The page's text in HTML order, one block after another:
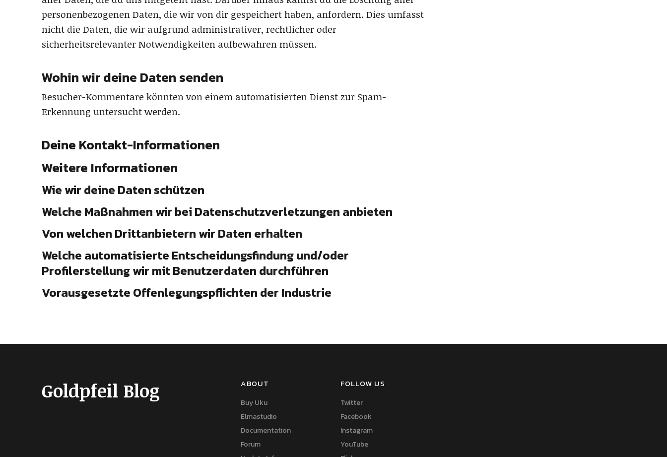
personenbezogenen Daten, die wir von dir gespeichert haben, anfordern. Dies umfasst
nicht die Daten, die wir aufgrund administrativer, rechtlicher oder
sicherheitsrelevanter Notwendigkeiten aufbewahren müssen.
Wohin wir deine Daten senden
Besucher-Kommentare könnten von einem automatisierten Dienst zur Spam-
Erkennung untersucht werden.
Deine Kontakt-Informationen
Weitere Informationen
Wie wir deine Daten schützen
Welche Maßnahmen wir bei Datenschutzverletzungen anbieten
Von welchen Drittanbietern wir Daten erhalten
Welche automatisierte Entscheidungsfindung und/oder
Profilerstellung wir mit Benutzerdaten durchführen
Vorausgesetzte Offenlegungspflichten der Industrie
Goldpfeil Blog ABOUT
Buy Uku
Elmastudio
Documentation
Forum
FOLLOW US
Twitter
Facebook
Instagram
YouTube